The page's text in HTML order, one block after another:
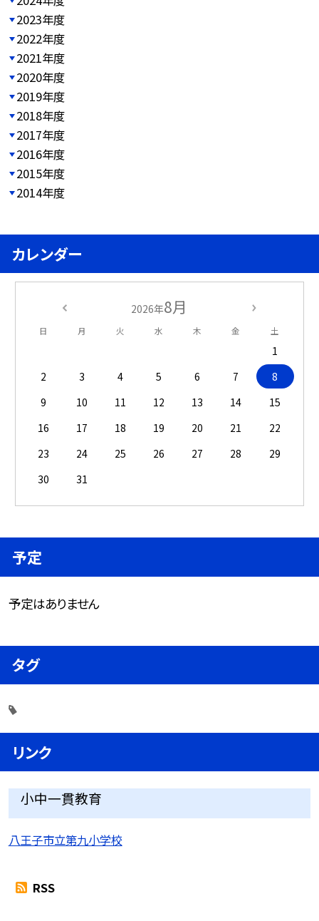
2023年度
2022年度
2021年度
2020年度
2019年度
2018年度
2017年度
2016年度
2015年度
2014年度
カレンダー
2026年8月
日 月 火 水 木 金 土
1
2
3 4 5 6 7
8
9
10 11 12 13 14
15
16
17 18 19 20 21
22
23
24 25 26 27 28
29
30
31
予定
予定はありません
タグ
リンク
小中一貫教育
八王子市立第九小学校
RSS